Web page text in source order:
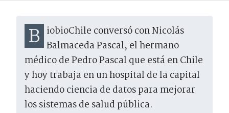
BiobioChile conversó con Nicolás Balmaceda Pascal, el hermano
médico de Pedro Pascal que está en Chile
y hoy trabaja en un hospital de la capital
haciendo ciencia de datos para mejorar
los sistemas de salud pública.